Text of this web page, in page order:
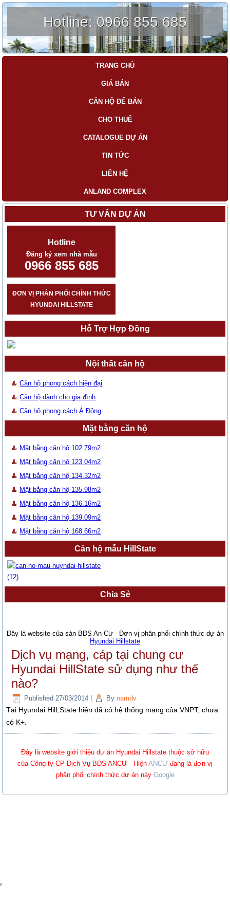
Hotline:0966 855 685
TRANG CHỦ
GIÁ BÁN
CĂN HỘ ĐỂ BÁN
CHO THUÊ
CATALOGUE DỰ ÁN
TIN TỨC
LIÊN HỆ
ANLAND COMPLEX
TƯ VẤN DỰ ÁN
Hotline
Đăng ký xem nhà mẫu
0966 855 685
ĐƠN VỊ PHÂN PHỐI CHÍNH THỨC
HYUNDAI HILLSTATE
Hỗ Trợ Hợp Đồng
Nội thất căn hộ
Căn hộ phong cách hiện đại
Căn hộ dành cho gia đình
Căn hộ phong cách Á Đông
Mặt bằng căn hộ
Mặt bằng căn hộ 102.79m2
Mặt bằng căn hộ 123.04m2
Mặt bằng căn hộ 134.32m2
Mặt bằng căn hộ 135.98m2
Mặt bằng căn hộ 136.16m2
Mặt bằng căn hộ 139.09m2
Mặt bằng căn hộ 168.66m2
Căn hộ mẫu HillState
Chia Sẻ
Đây là website của sàn BĐS An Cư - Đơn vị phân phối chính thức dự án
Hyundai Hillstate
Dịch vụ mạng, cáp tại chung cư
Hyundai HillState sử dụng như thế
nào?
Published 27/03/2014 By namdv
Tại Hyundai HilLState hiện đã có hệ thống mạng của VNPT, chưa
có K+.
Đây là website giới thiệu dự án Hyundai Hillstate thuộc sở hữu
của Công ty CP Dịch Vụ BĐS ANCƯ - Hiện ANCƯ đang là đơn vị
phân phối chính thức dự án này Google